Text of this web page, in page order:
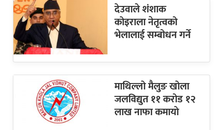
देउवाले शंशाक
कोइराला नेतृत्वको
भेलालाई सम्बोधन गर्ने
माथिल्लो मैलुङ खोला
जलविद्युत ११ करोड १२
लाख नाफा कमायाे